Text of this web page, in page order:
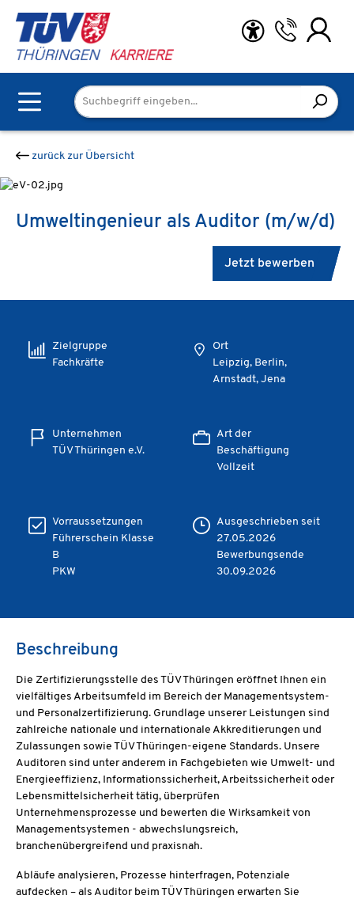
Zum Hauptinhalt springen
zurück zur Übersicht
Umweltingenieur als Auditor (m/w/d)
Jetzt bewerben
Zielgruppe
Fachkräfte
Ort
Leipzig, Berlin,
Arnstadt, Jena
Unternehmen
TÜV Thüringen e.V.
Art der
Beschäftigung
Vollzeit
Vorraussetzungen
Führerschein Klasse
B
PKW
Ausgeschrieben seit
27.05.2026
Bewerbungsende
30.09.2026
Beschreibung
Die Zertifizierungsstelle des TÜV Thüringen eröffnet Ihnen ein
vielfältiges Arbeitsumfeld im Bereich der Managementsystem-
und Personalzertifizierung. Grundlage unserer Leistungen sind
zahlreiche nationale und internationale Akkreditierungen und
Zulassungen sowie TÜV Thüringen-eigene Standards. Unsere
Auditoren sind unter anderem in Fachgebieten wie Umwelt- und
Energieeffizienz, Informationssicherheit, Arbeitssicherheit oder
Lebensmittelsicherheit tätig, überprüfen
Unternehmensprozesse und bewerten die Wirksamkeit von
Managementsystemen - abwechslungsreich,
branchenübergreifend und praxisnah.
Abläufe analysieren, Prozesse hinterfragen, Potenziale
aufdecken – als Auditor beim TÜV Thüringen erwarten Sie